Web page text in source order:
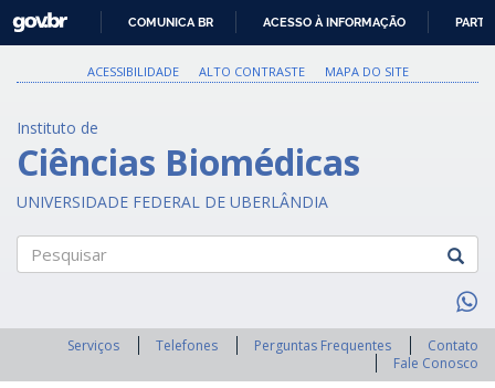
PARA
O
GOVBR
COMUNICA BR ACESSO À INFORMAÇÃO
ACESSIBILIDADE ALTO CONTRASTE MAPA DO SITE
Instituto de
Ciências Biomédicas
UNIVERSIDADE FEDERAL DE UBERLÂNDIA
Serviços Telefones Perguntas Frequentes
Contato
Fale Conosco